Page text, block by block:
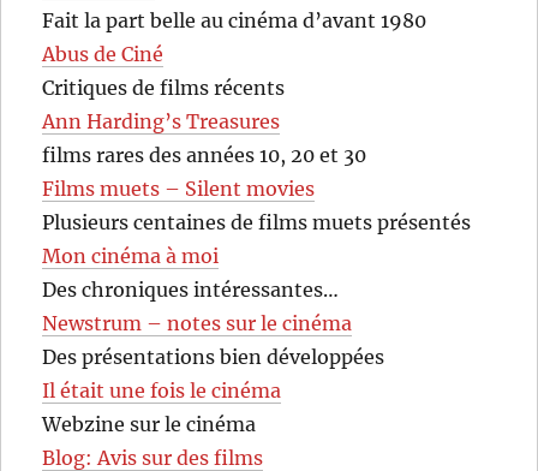
Fait la part belle au cinéma d’avant 1980
Abus de Ciné
Critiques de films récents
Ann Harding’s Treasures
films rares des années 10, 20 et 30
Films muets – Silent movies
Plusieurs centaines de films muets présentés
Mon cinéma à moi
Des chroniques intéressantes…
Newstrum – notes sur le cinéma
Des présentations bien développées
Il était une fois le cinéma
Webzine sur le cinéma
Blog: Avis sur des films